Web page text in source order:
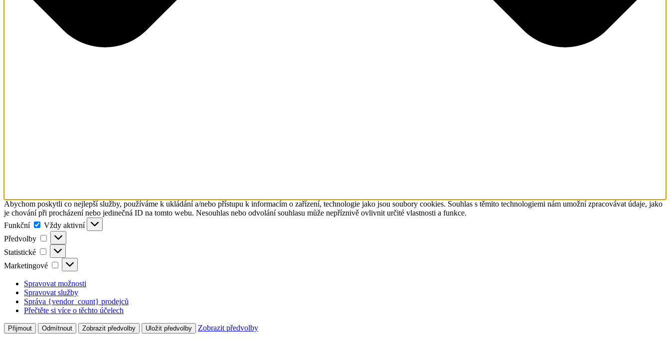
Abychom poskytli co nejlepší služby, používáme k ukládání a/nebo přístupu k informacím o zařízení, technologie jako jsou soubory cookies. Souhlas s těmito technologiemi nám umožní zpracovávat údaje, jako
je chování při procházení nebo jedinečná ID na tomto webu. Nesouhlas nebo odvolání souhlasu může nepříznivě ovlivnit určité vlastnosti a funkce.
Funkční
Funkční
Vždy aktivní
Předvolby
Předvolby
Statistické Statistické
Marketingové Marketingové
Spravovat možnosti
Spravovat služby
Správa {vendor_count} prodejců
Přečtěte si více o těchto účelech
Přijmout Odmítnout Zobrazit předvolby Uložit předvolby Zobrazit předvolby